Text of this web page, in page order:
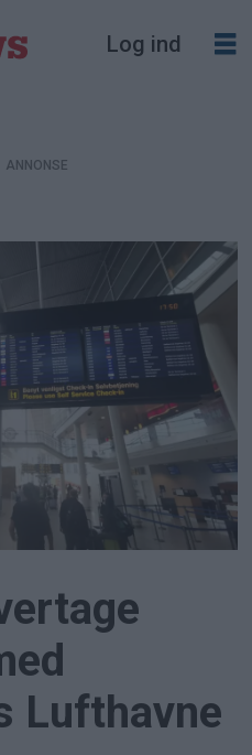
Log ind
Lufthavne